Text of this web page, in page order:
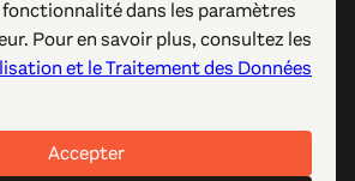
Centro de Portugal. Tous droits
dans les paramètres
Pour en savoir plus, consultez les
et le Traitement des Données
Accepter